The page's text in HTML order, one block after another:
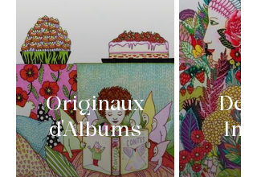
Originaux
d'Albums